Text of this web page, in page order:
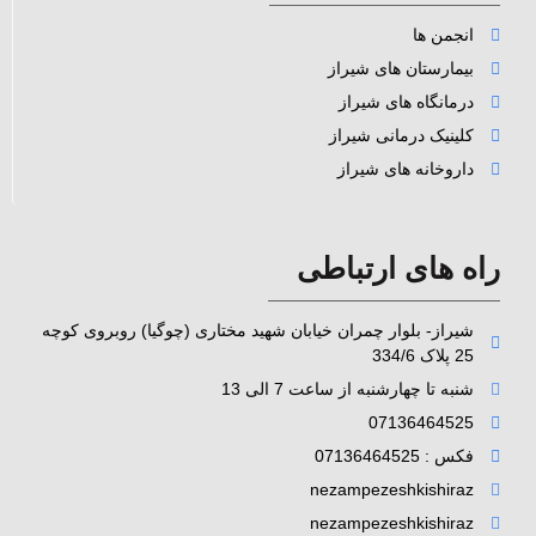
انجمن ها
بیمارستان های شیراز
درمانگاه های شیراز
کلینیک درمانی شیراز
داروخانه های شیراز
راه های ارتباطی
شیراز- بلوار چمران خیابان شهید مختاری (چوگیا) روبروی کوچه
25 پلاک 334/6
شنبه تا چهارشنبه از ساعت 7 الی 13
07136464525
فکس : 07136464525
nezampezeshkishiraz
nezampezeshkishiraz